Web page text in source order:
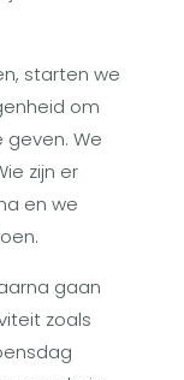
starten we
om
We
zijn er
en we
gaan
zoals